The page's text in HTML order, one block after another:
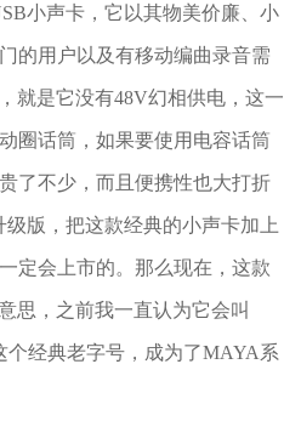
小声卡，它以其物美价廉、小
的用户以及有移动编曲录音需
就是它没有48V幻相供电，这一
圈话筒，如果要使用电容话筒
了不少，而且便携性也大打折
版，把这款经典的小声卡加上
定会上市的。那么现在，这款
思，之前我一直认为它会叫
个经典老字号，成为了MAYA系